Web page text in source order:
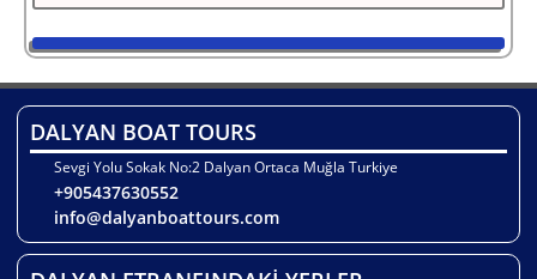
DALYAN BOAT TOURS
Sevgi Yolu Sokak No:2 Dalyan Ortaca Muğla Turkiye
+905437630552
info@dalyanboattours.com